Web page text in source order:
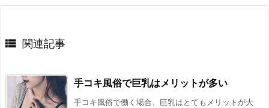
 関連記事
手コキ風俗で巨乳はメリットが多い
手コキ風俗で働く場合、巨乳はとてもメリットが大